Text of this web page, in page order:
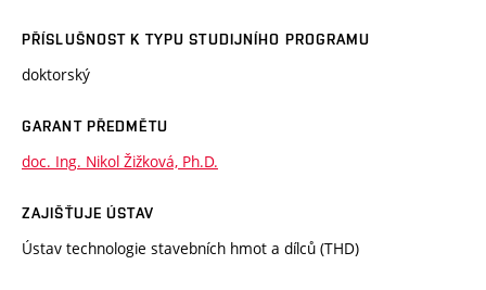
PŘÍSLUŠNOST K TYPU STUDIJNÍHO PROGRAMU
doktorský
GARANT PŘEDMĚTU
doc. Ing. Nikol Žižková, Ph.D.
ZAJIŠŤUJE ÚSTAV
Ústav technologie stavebních hmot a dílců (THD)